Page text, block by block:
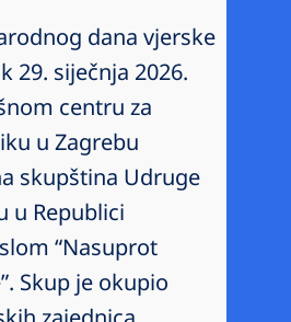
dana vjerske
29. siječnja 2026.
centru za
u Zagrebu
skupština Udruge
u Republici
“Nasuprot
Skup je okupio